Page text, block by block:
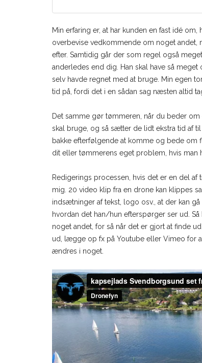
Min erfaring er, at har kunden en fast idé
overbevise vedkommende om noget
efter. Samtidig går der som regel også
anderledes end dig. Han skal have så
selv havde regnet med at bruge. Min egen
tid på, fordi det i en sådan sag næsten altid
Det samme gør tømmeren, når du beder
skal bruge, og så sætter de lidt ekstra tid af
bakke efterfølgende at komme og bede om
dit eller tømmerens eget problem, hvis man
Redigerings processen, hvis det er en del
mig. 20 video klip fra en drone kan klippes
indsætninger af tekst, logo osv., at der kan
hvordan det han/hun efterspørger ser ud.
noget andet, for så når det er gjort at finde
ud, lægge op fx på Youtube eller Vimeo for
ændres i noget.